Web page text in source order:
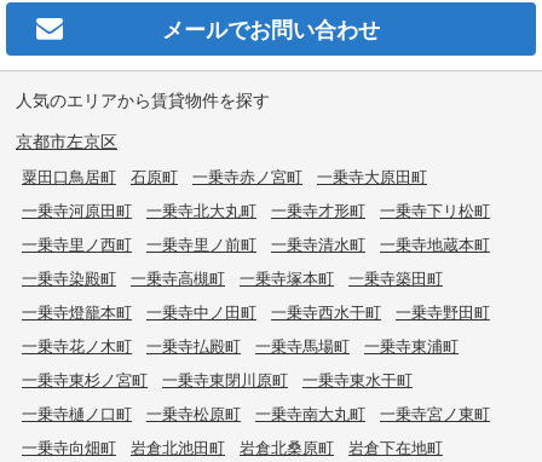
メールでお問い合わせ
人気のエリアから賃貸物件を探す
京都市左京区
粟田口鳥居町 石原町 一乗寺赤ノ宮町
一乗寺大原田町
一乗寺河原田町
一乗寺北大丸町 一乗寺才形町
一乗寺下リ松町
一乗寺里ノ西町
一乗寺里ノ前町 一乗寺清水町
一乗寺地蔵本町
一乗寺染殿町
一乗寺高槻町 一乗寺塚本町
一乗寺築田町
一乗寺燈籠本町
一乗寺中ノ田町 一乗寺西水干町
一乗寺野田町
一乗寺花ノ木町
一乗寺払殿町 一乗寺馬場町
一乗寺東浦町
一乗寺東杉ノ宮町
一乗寺東閉川原町
一乗寺東水干町
一乗寺樋ノ口町
一乗寺松原町 一乗寺南大丸町
一乗寺宮ノ東町
一乗寺向畑町
岩倉北池田町 岩倉北桑原町 岩倉下在地町